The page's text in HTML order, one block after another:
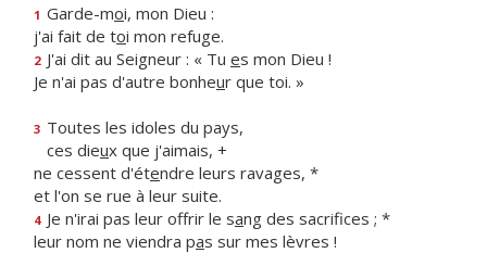
1 Garde-moi, mon Dieu :
j'ai fait de toi mon refuge.
2 J'ai dit au Seigneur : « Tu es mon Dieu !
Je n'ai pas d'autre bonheur que toi. »
3 Toutes les idoles du pays,
ces dieux que j'aimais, +
ne cessent d'étendre leurs ravages, *
et l'on se rue à leur suite.
4 Je n'irai pas leur offrir le sang des sacrifices ; *
leur nom ne viendra pas sur mes lèvres !